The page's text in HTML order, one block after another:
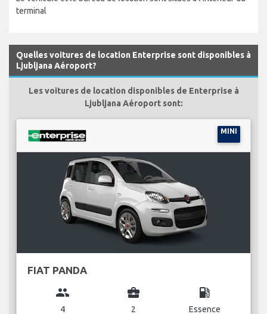
terminal
Quelles voitures de location Enterprise sont disponibles à
Ljubljana Aéroport?
Les voitures de location disponibles de Enterprise à
Ljubljana Aéroport sont:
MINI
FIAT PANDA
group
4
business_center
2
local_gas_station
Essence